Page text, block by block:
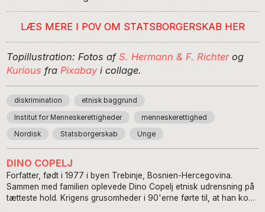
LÆS MERE I POV OM STATSBORGERSKAB HER
Topillustration: Fotos afS. Hermann & F. Richterog
Kurious fraPixabayi collage.
diskrimination etnisk baggrund
Institut for Menneskerettigheder menneskerettighed
Nordisk Statsborgerskab Unge
DINO COPELJ
Forfatter, født i 1977 i byen Trebinje, Bosnien-Hercegovina.
Sammen med familien oplevede Dino Copelj etnisk udrensning på
tætteste hold. Krigens grusomheder i 90'erne førte til, at han kom